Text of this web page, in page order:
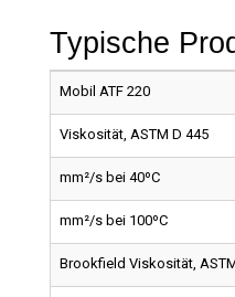
Typische
Mobil ATF 220
Viskosität, ASTM D 445
mm²/s bei 40ºC
mm²/s bei 100ºC
Brookfield Viskosität,